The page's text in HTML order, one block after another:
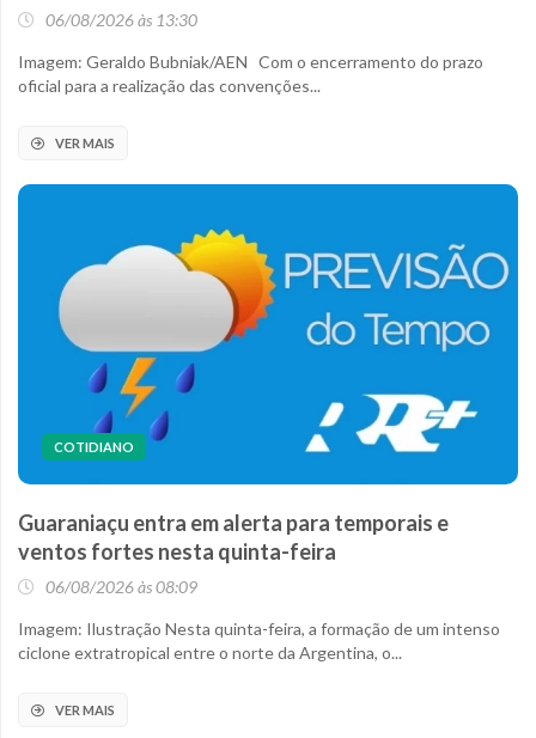
06/08/2026 às 13:30
Imagem: Geraldo Bubniak/AEN Com o encerramento do prazo
oficial para a realização das convenções...
VER MAIS
COTIDIANO
Guaraniaçu entra em alerta para temporais e
ventos fortes nesta quinta-feira
06/08/2026 às 08:09
Imagem: Ilustração Nesta quinta-feira, a formação de um intenso
ciclone extratropical entre o norte da Argentina, o...
VER MAIS